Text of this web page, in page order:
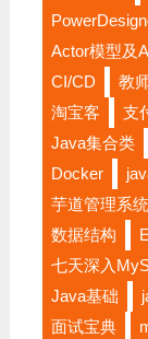
Actor模型及
CI/CD
教
淘宝客
支
Java集合类
Docker
芋道管理系统
数据结构
七天深入
Java基础
面试宝典